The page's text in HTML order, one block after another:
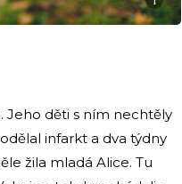
Jeho děti s ním nechtěly
infarkt a dva týdny
žila mladá Alice. Tu